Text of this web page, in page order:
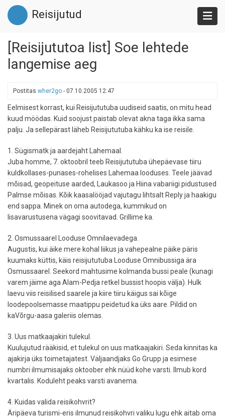
Liigu
edasi
põhisisu
Reisijutud
[Reisijututoa list] Soe lehtede
langemise aeg
Postitas wher2go - 07.10.2005 12:47
Eelmisest korrast, kui Reisijututuba uudiseid saatis, on mitu head
kuud möödas. Kuid soojust paistab olevat akna taga ikka sama
palju. Ja sellepärast läheb Reisijututuba kähku ka ise reisile.
1. Sügismatk ja aardejaht Lahemaal.
Juba homme, 7. oktoobril teeb Reisijututuba ühepäevase tiiru
kuldkollases-punases-rohelises Lahemaa looduses. Teele jäävad
mõisad, geopeituse aarded, Laukasoo ja Hiina vabariigi pidustused
Palmse mõisas. Kõik kaasalööjad vajutagu lihtsalt Reply ja haakigu
end sappa. Minek on oma autodega, kummikud on
lisavarustusena vägagi soovitavad. Grillime ka.
2. Osmussaarel Looduse Omnilaevadega.
Augustis, kui äike mere kohal liikus ja vahepealne päike päris
kuumaks küttis, käis reisijututuba Looduse Omnibussiga ära
Osmussaarel. Seekord mahtusime kolmanda bussi peale (kunagi
varem jäime aga Alam-Pedja retkel bussist hoopis välja). Hulk
laevu viis reisilised saarele ja kiire tiiru käigus sai kõige
loodepoolsemasse maatippu peidetud ka üks aare. Pildid on
kaVõrgu-aasa galeriis olemas.
3. Uus matkaajakiri tulekul.
Kuulujutud rääkisid, et tulekul on uus matkaajakiri. Seda kinnitas ka
ajakirja üks toimetajatest. Väljaandjaks Go Grupp ja esimese
numbri ilmumisajaks oktoober ehk nüüd kohe varsti. Ilmub kord
kvartalis. Koduleht peaks varsti avanema.
4. Kuidas valida reisikohvrit?
Äripäeva turismi-eris ilmunud reisikohvri valiku lugu ehk aitab oma